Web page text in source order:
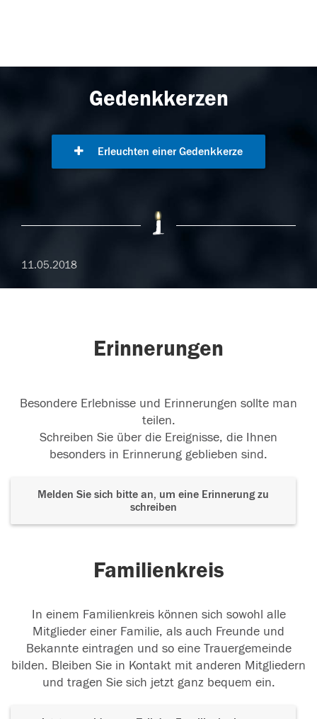
Gedenkkerzen
Erleuchten einer Gedenkkerze
11.05.2018
Erinnerungen
Besondere Erlebnisse und Erinnerungen sollte man
teilen.
Schreiben Sie über die Ereignisse, die Ihnen
besonders in Erinnerung geblieben sind.
Melden Sie sich bitte an, um eine Erinnerung zu
schreiben
Familienkreis
In einem Familienkreis können sich sowohl alle
Mitglieder einer Familie, als auch Freunde und
Bekannte eintragen und so eine Trauergemeinde
bilden. Bleiben Sie in Kontakt mit anderen Mitgliedern
und tragen Sie sich jetzt ganz bequem ein.